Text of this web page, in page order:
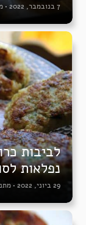
7 בנובמבר, 2022 •
לביבות
נפלאות
29 ביוני, 2022 •